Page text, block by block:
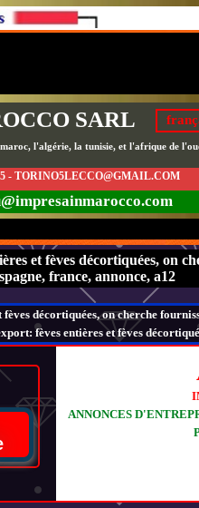
SARL
l'algérie, la tunisie, et l'afrique de
- TORINO5LECCO@GMAIL.COM
et fèves décortiquées, on
france, annonce, a12
fèves décortiquées, on cherche
fèves entières et fèves
ANNONCES